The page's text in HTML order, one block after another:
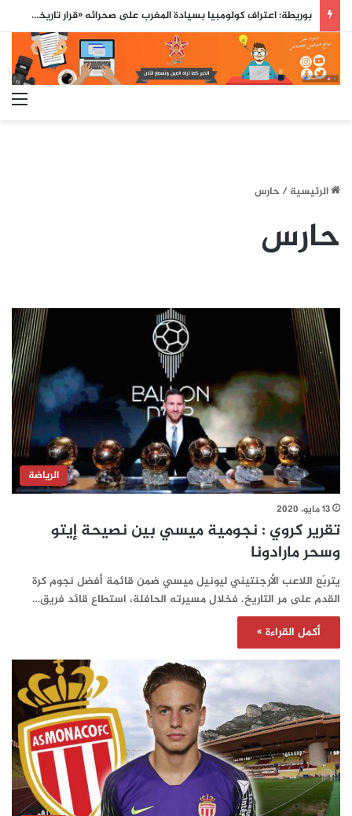
نائب رئيس كولومبيا: المغرب حليفنا الرئيسي في إفريقيا ونعمل على بناء شراكة استراتيجية معه
الرئيسية/حارس
حارس
الرياضة
13 مايو، 2020
تقرير كروي : نجومية ميسي بين نصيحة إيتو
وسحر مارادونا
يتربّع اللاعب الأرجنتيني ليونيل ميسي ضمن قائمة أفضل نجوم كرة
القدم على مر التاريخ. فخلال مسيرته الحافلة، استطاع قائد فريق…
أكمل القراءة »